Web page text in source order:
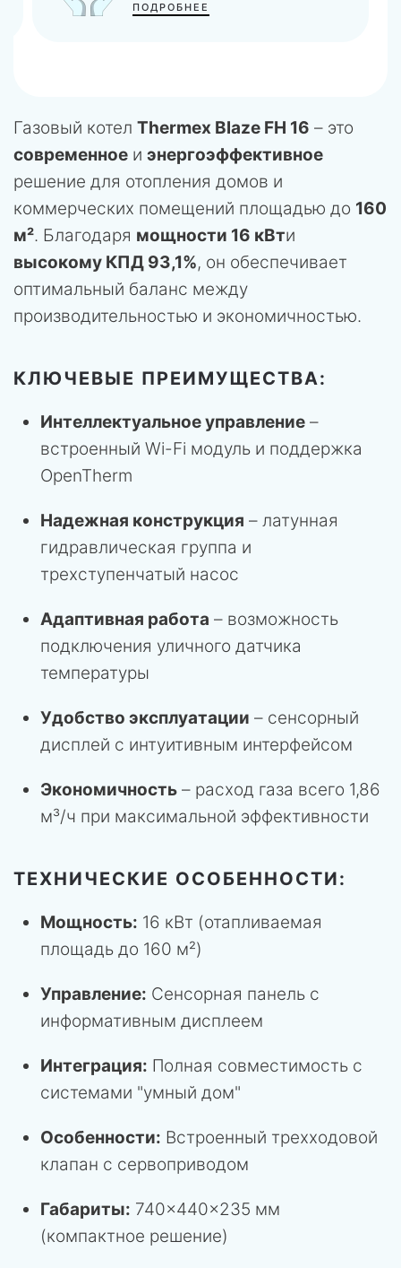
ПОДРОБНЕЕ
Газовый котел Thermex Blaze FH 16 – это
современное и энергоэффективное
решение для отопления домов и
коммерческих помещений площадью до 160
м². Благодаря мощности 16 кВти
высокому КПД 93,1%, он обеспечивает
оптимальный баланс между
производительностью и экономичностью.
КЛЮЧЕВЫЕ ПРЕИМУЩЕСТВА:
Интеллектуальное управление –
встроенный Wi-Fi модуль и поддержка
OpenTherm
Надежная конструкция – латунная
гидравлическая группа и
трехступенчатый насос
Адаптивная работа – возможность
подключения уличного датчика
температуры
Удобство эксплуатации – сенсорный
дисплей с интуитивным интерфейсом
Экономичность – расход газа всего 1,86
м³/ч при максимальной эффективности
ТЕХНИЧЕСКИЕ ОСОБЕННОСТИ:
Мощность: 16 кВт (отапливаемая
площадь до 160 м²)
Управление: Сенсорная панель с
информативным дисплеем
Интеграция: Полная совместимость с
системами "умный дом"
Особенности: Встроенный трехходовой
клапан с сервоприводом
Габариты: 740×440×235 мм
(компактное решение)